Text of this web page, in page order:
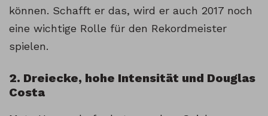
können. Schafft er das, wird er auch 2017 noch
eine wichtige Rolle für den Rekordmeister
spielen.
2. Dreiecke, hohe Intensität und Douglas
Costa